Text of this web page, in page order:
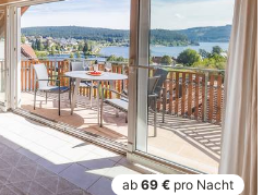
ab 69 € pro Nacht